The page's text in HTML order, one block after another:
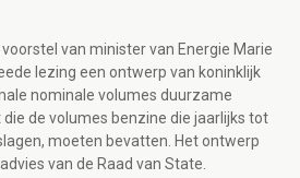
van minister van Energie Marie
lezing een ontwerp van koninklijk
nominale volumes duurzame
de volumes benzine die jaarlijks tot
moeten bevatten. Het ontwerp
van de Raad van State.